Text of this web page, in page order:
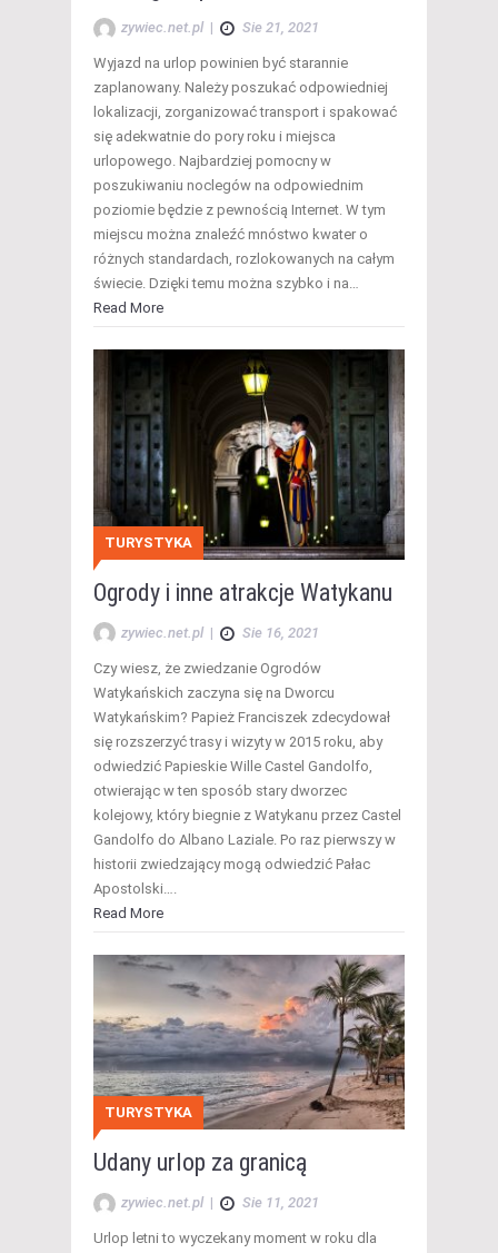
zywiec.net.pl | Sie 21, 2021
Wyjazd na urlop powinien być starannie
zaplanowany. Należy poszukać odpowiedniej
lokalizacji, zorganizować transport i spakować
się adekwatnie do pory roku i miejsca
urlopowego. Najbardziej pomocny w
poszukiwaniu noclegów na odpowiednim
poziomie będzie z pewnością Internet. W tym
miejscu można znaleźć mnóstwo kwater o
różnych standardach, rozlokowanych na całym
świecie. Dzięki temu można szybko i na…
Read More
TURYSTYKA
Ogrody i inne atrakcje Watykanu
zywiec.net.pl | Sie 16, 2021
Czy wiesz, że zwiedzanie Ogrodów
Watykańskich zaczyna się na Dworcu
Watykańskim? Papież Franciszek zdecydował
się rozszerzyć trasy i wizyty w 2015 roku, aby
odwiedzić Papieskie Wille Castel Gandolfo,
otwierając w ten sposób stary dworzec
kolejowy, który biegnie z Watykanu przez Castel
Gandolfo do Albano Laziale. Po raz pierwszy w
historii zwiedzający mogą odwiedzić Pałac
Apostolski….
Read More
TURYSTYKA
Udany urlop za granicą
zywiec.net.pl | Sie 11, 2021
Urlop letni to wyczekany moment w roku dla